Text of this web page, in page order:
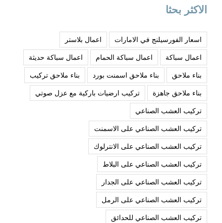
الاكثر بحثا
اسعار الفورسيلنج في الامارات
اعمال بلاستر
اعمال سباكة
اعمال سباكة الحمام
اعمال سباكة حديثة
بناء ملاحق
بناء ملاحق اسمنت بورد
بناء ملاحق تركيب
بناء ملاحق جاهزة
تركيب ارضيات باركية مع عزل صوتي
تركيب العشب الصناعي
تركيب العشب الصناعي على الاسمنت
تركيب العشب الصناعي على الانترلوك
تركيب العشب الصناعي على البلاط
تركيب العشب الصناعي على الجدار
تركيب العشب الصناعي على الرمل
تركيب العشب الصناعي للحدائق